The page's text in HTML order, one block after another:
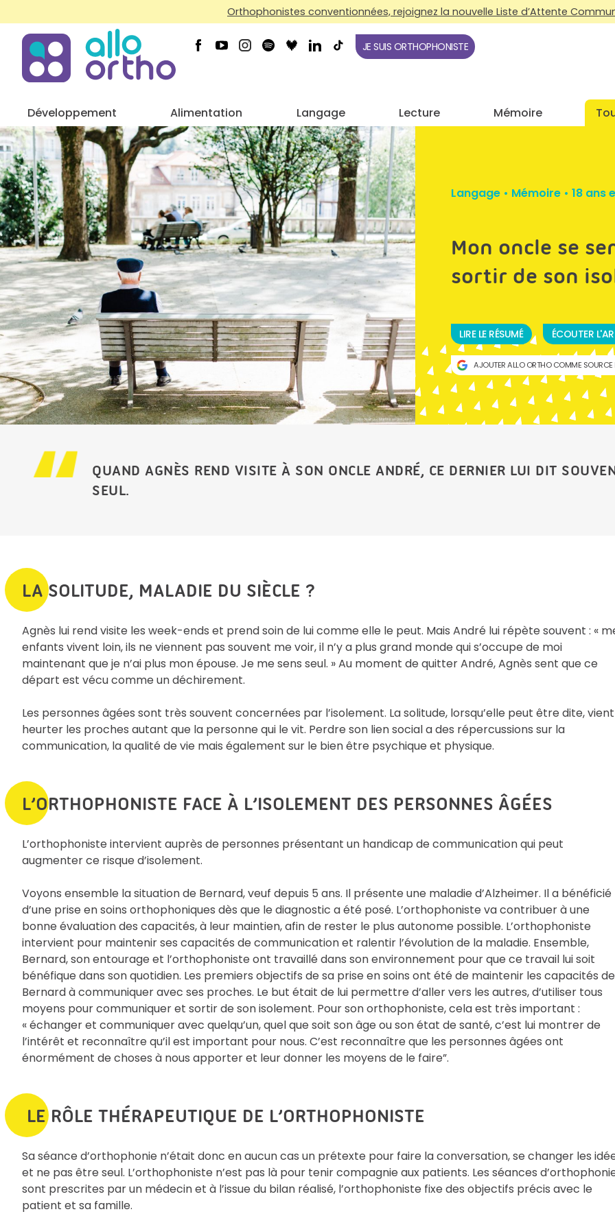
Orthophonistes conventionnées, rejoignez la nouvelle Liste d’Attente
JE SUIS ORTHOPHONISTE
Développement Alimentation Langage Lecture Mémoire
Photo by Bruno Martins on Unsplash
Langage• Mémoire• 18 ans
Mon oncle se
sortir de son
LIRE LE RÉSUMÉ ÉCOUTER
AJOUTER ALLO ORTHO COMME SOURCE
QUAND AGNÈS REND VISITE À SON ONCLE ANDRÉ, CE DERNIER LUI DIT
SEUL.
LA SOLITUDE, MALADIE DU SIÈCLE ?
Agnès lui rend visite les week-ends et prend soin de lui comme elle le peut. Mais André lui répète souvent : «
enfants vivent loin, ils ne viennent pas souvent me voir, il n’y a plus grand monde qui s’occupe de moi
maintenant que je n’ai plus mon épouse. Je me sens seul. » Au moment de quitter André, Agnès sent que ce
départ est vécu comme un déchirement.
Les personnes âgées sont très souvent concernées par l’isolement. La solitude, lorsqu’elle peut être dite, vient
heurter les proches autant que la personne qui le vit. Perdre son lien social a des répercussions sur la
communication, la qualité de vie mais également sur le bien être psychique et physique.
L’ORTHOPHONISTE FACE À L’ISOLEMENT DES PERSONNES ÂGÉES
L’orthophoniste intervient auprès de personnes présentant un handicap de communication qui peut
augmenter ce risque d’isolement.
Voyons ensemble la situation de Bernard, veuf depuis 5 ans. Il présente une maladie d’Alzheimer. Il a bénéficié
d’une prise en soins orthophoniques dès que le diagnostic a été posé. L’orthophoniste va contribuer à une
bonne évaluation des capacités, à leur maintien, afin de rester le plus autonome possible. L’orthophoniste
intervient pour maintenir ses capacités de communication et ralentir l’évolution de la maladie. Ensemble,
Bernard, son entourage et l’orthophoniste ont travaillé dans son environnement pour que ce travail lui soit
bénéfique dans son quotidien. Les premiers objectifs de sa prise en soins ont été de maintenir les capacités de
Bernard à communiquer avec ses proches. Le but était de lui permettre d’aller vers les autres, d’utiliser tous
moyens pour communiquer et sortir de son isolement. Pour son orthophoniste, cela est très important :
« échanger et communiquer avec quelqu’un, quel que soit son âge ou son état de santé, c’est lui montrer de
l’intérêt et reconnaître qu’il est important pour nous. C’est reconnaître que les personnes âgées ont
énormément de choses à nous apporter et leur donner les moyens de le faire”.
LE RÔLE THÉRAPEUTIQUE DE L’ORTHOPHONISTE
Sa séance d’orthophonie n’était donc en aucun cas un prétexte pour faire la conversation, se changer les
et ne pas être seul. L’orthophoniste n’est pas là pour tenir compagnie aux patients. Les séances
sont prescrites par un médecin et à l’issue du bilan réalisé, l’orthophoniste fixe des objectifs précis avec le
patient et sa famille.